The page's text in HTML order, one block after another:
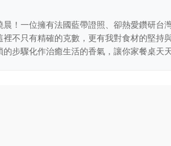
晨！一位擁有法國藍帶證照、卻熱愛鑽研台
裡不只有精確的克數，更有我對食材的堅持
的步驟化作治癒生活的香氣，讓你家餐桌天